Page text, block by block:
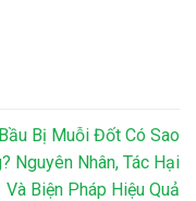
Bị Muỗi Đốt Có Sao
Nguyên Nhân, Tác Hại
Và Biện Pháp Hiệu Quả